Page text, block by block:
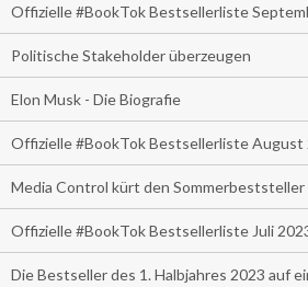
Offizielle #BookTok Bestsellerliste
Politische Stakeholder überzeugen
Elon Musk - Die Biografie
Offizielle #BookTok Bestsellerliste August
Media Control kürt den Sommerbeststeller
Offizielle #BookTok Bestsellerliste Juli
Die Bestseller des 1. Halbjahres 2023 auf